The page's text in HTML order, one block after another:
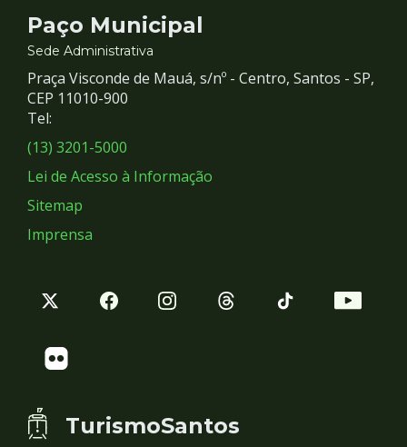
Contato
e
Redes
Sociais
Paço Municipal
Sede Administrativa
Praça Visconde de Mauá, s/nº - Centro, Santos - SP,
CEP 11010-900
Tel:
(13) 3201-5000
Lei de Acesso à Informação
Sitemap
Imprensa
TurismoSantos